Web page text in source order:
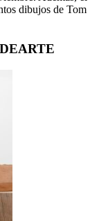
dibujos de Tom